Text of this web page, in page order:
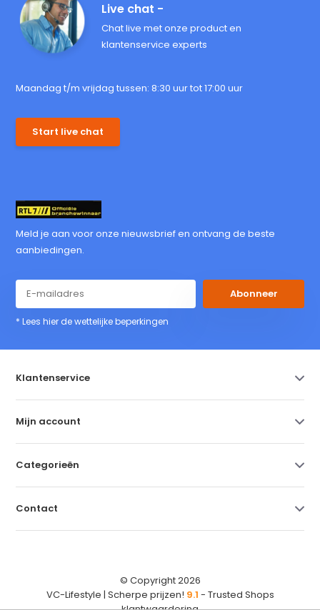
Live chat -
Chat live met onze product en
klantenservice experts
Maandag t/m vrijdag tussen: 8:30 uur tot 17:00 uur
Start live chat
Meld je aan voor onze nieuwsbrief en ontvang de beste
aanbiedingen.
Abonneer
* Lees hier de wettelijke beperkingen
Klantenservice
Mijn account
Categorieën
Contact
© Copyright 2026
VC-Lifestyle | Scherpe prijzen! 9.1 - Trusted Shops